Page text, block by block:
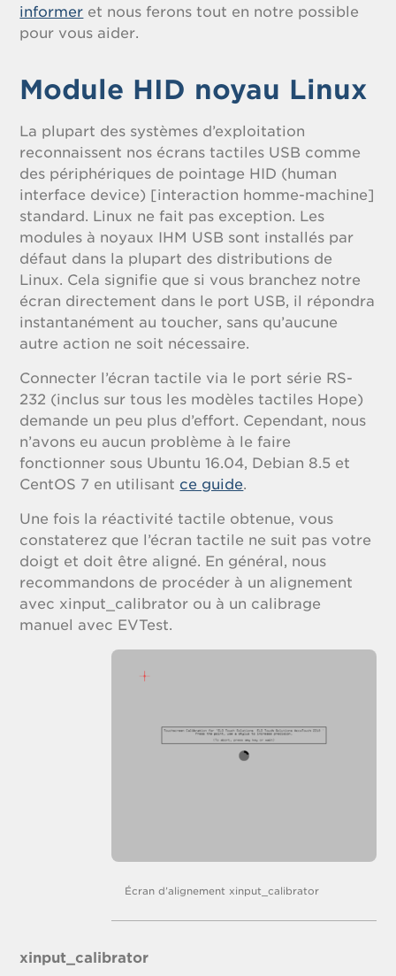
informer et nous ferons tout en notre possible
pour vous aider.
Module HID noyau Linux
La plupart des systèmes d’exploitation
reconnaissent nos écrans tactiles USB comme
des périphériques de pointage HID (human
interface device) [interaction homme-machine]
standard. Linux ne fait pas exception. Les
modules à noyaux IHM USB sont installés par
défaut dans la plupart des distributions de
Linux. Cela signifie que si vous branchez notre
écran directement dans le port USB, il répondra
instantanément au toucher, sans qu’aucune
autre action ne soit nécessaire.
Connecter l’écran tactile via le port série RS-
232 (inclus sur tous les modèles tactiles Hope)
demande un peu plus d’effort. Cependant, nous
n’avons eu aucun problème à le faire
fonctionner sous Ubuntu 16.04, Debian 8.5 et
CentOS 7 en utilisant ce guide.
Une fois la réactivité tactile obtenue, vous
constaterez que l’écran tactile ne suit pas votre
doigt et doit être aligné. En général, nous
recommandons de procéder à un alignement
avec xinput_calibrator ou à un calibrage
manuel avec EVTest.
Écran d’alignement xinput_calibrator
xinput_calibrator